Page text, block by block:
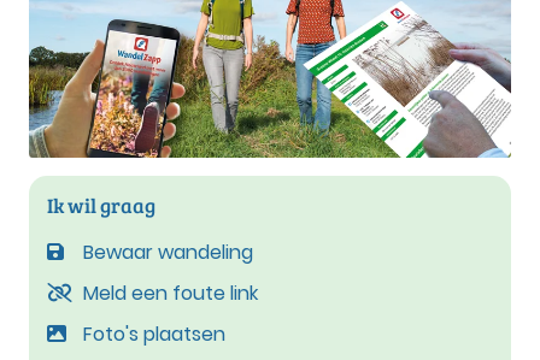
Ik wil graag
Bewaar wandeling
Meld een foute link
Foto's plaatsen